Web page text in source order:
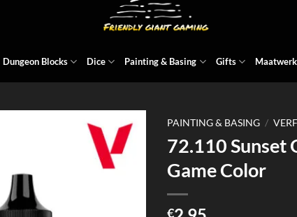
Dungeon Blocks Dice Painting & Basing Gifts Maatwerk
PAINTING & BASING / VERF
72.110 Sunset
Game Color
€